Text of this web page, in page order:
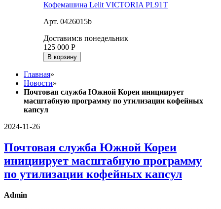
Кофемашина Lelit VICTORIA PL91T
Арт. 0426015b
Доставим:в понедельник
125 000 Р
В корзину
Главная»
Новости»
Почтовая служба Южной Кореи инициирует
масштабную программу по утилизации кофейных
капсул
2024-11-26
Почтовая служба Южной Кореи
инициирует масштабную программу
по утилизации кофейных капсул
Admin